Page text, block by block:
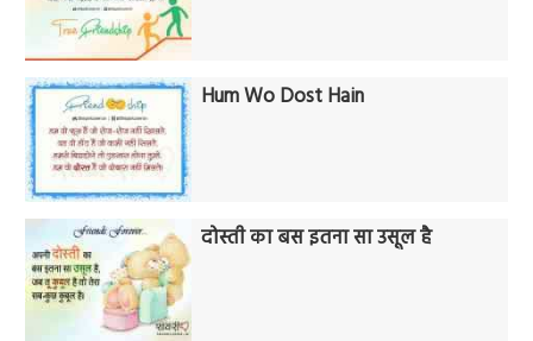
Hum Wo Dost Hain
दोस्ती का बस इतना सा उसूल है